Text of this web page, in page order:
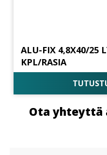
ALU-FIX 4,8X40/25
KPL/RASIA
Ota yhteyttä